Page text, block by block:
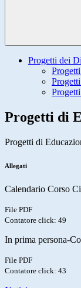
Progetti dei
Progetti di
Progetti di
Allegati
Calendario Corso
File PDF
Contatore click: 49
In prima persona-
File PDF
Contatore click: 43